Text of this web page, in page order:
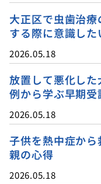
大正区で虫歯治
する際に意識し
2026.05.18
放置して悪化し
例から学ぶ早期受
2026.05.18
子供を熱中症か
親の心得
2026.05.18